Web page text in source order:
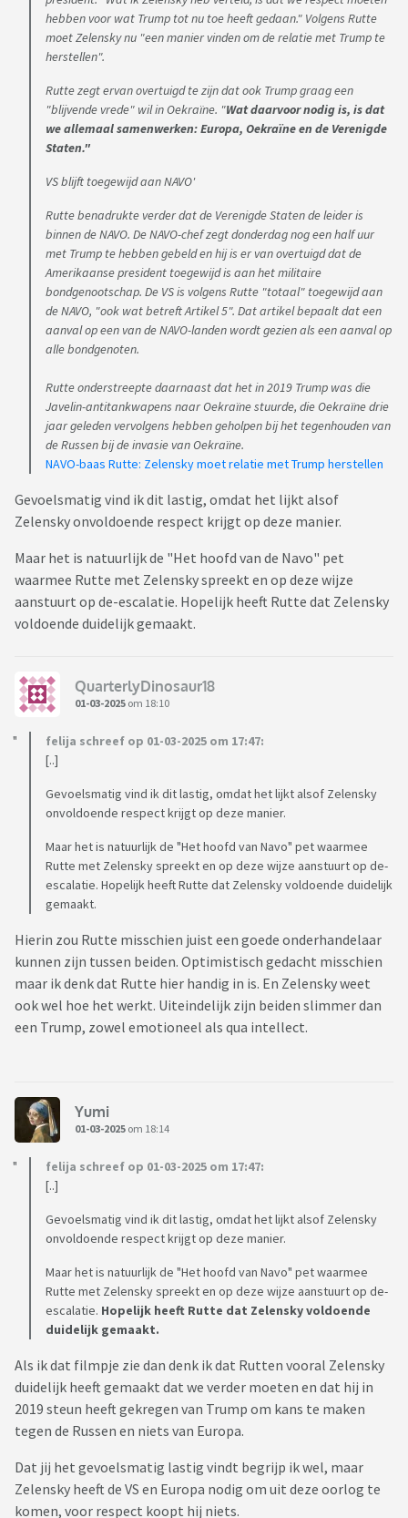
hebben voor wat Trump tot nu toe heeft gedaan." Volgens Rutte
moet Zelensky nu "een manier vinden om de relatie met Trump te
herstellen".
Rutte zegt ervan overtuigd te zijn dat ook Trump graag een
"blijvende vrede" wil in Oekraïne. "Wat daarvoor nodig is, is dat
we allemaal samenwerken: Europa, Oekraïne en de Verenigde
Staten."
VS blijft toegewijd aan NAVO'
Rutte benadrukte verder dat de Verenigde Staten de leider is
binnen de NAVO. De NAVO-chef zegt donderdag nog een half uur
met Trump te hebben gebeld en hij is er van overtuigd dat de
Amerikaanse president toegewijd is aan het militaire
bondgenootschap. De VS is volgens Rutte "totaal" toegewijd aan
de NAVO, "ook wat betreft Artikel 5". Dat artikel bepaalt dat een
aanval op een van de NAVO-landen wordt gezien als een aanval op
alle bondgenoten.
Rutte onderstreepte daarnaast dat het in 2019 Trump was die
Javelin-antitankwapens naar Oekraïne stuurde, die Oekraïne drie
jaar geleden vervolgens hebben geholpen bij het tegenhouden van
de Russen bij de invasie van Oekraïne.
NAVO-baas Rutte: Zelensky moet relatie met Trump herstellen
Gevoelsmatig vind ik dit lastig, omdat het lijkt alsof
Zelensky onvoldoende respect krijgt op deze manier.
Maar het is natuurlijk de "Het hoofd van de Navo" pet
waarmee Rutte met Zelensky spreekt en op deze wijze
aanstuurt op de-escalatie. Hopelijk heeft Rutte dat Zelensky
voldoende duidelijk gemaakt.
QuarterlyDinosaur18
01-03-2025 om 18:10
felija schreef op 01-03-2025 om 17:47:
[..]
Gevoelsmatig vind ik dit lastig, omdat het lijkt alsof Zelensky
onvoldoende respect krijgt op deze manier.
Maar het is natuurlijk de "Het hoofd van Navo" pet waarmee
Rutte met Zelensky spreekt en op deze wijze aanstuurt op de-
escalatie. Hopelijk heeft Rutte dat Zelensky voldoende duidelijk
gemaakt.
Hierin zou Rutte misschien juist een goede onderhandelaar
kunnen zijn tussen beiden. Optimistisch gedacht misschien
maar ik denk dat Rutte hier handig in is. En Zelensky weet
ook wel hoe het werkt. Uiteindelijk zijn beiden slimmer dan
een Trump, zowel emotioneel als qua intellect.
Yumi
01-03-2025 om 18:14
felija schreef op 01-03-2025 om 17:47:
[..]
Gevoelsmatig vind ik dit lastig, omdat het lijkt alsof Zelensky
onvoldoende respect krijgt op deze manier.
Maar het is natuurlijk de "Het hoofd van Navo" pet waarmee
Rutte met Zelensky spreekt en op deze wijze aanstuurt op de-
escalatie. Hopelijk heeft Rutte dat Zelensky voldoende
duidelijk gemaakt.
Als ik dat filmpje zie dan denk ik dat Rutten vooral Zelensky
duidelijk heeft gemaakt dat we verder moeten en dat hij in
2019 steun heeft gekregen van Trump om kans te maken
tegen de Russen en niets van Europa.
Dat jij het gevoelsmatig lastig vindt begrijp ik wel, maar
Zelensky heeft de VS en Europa nodig om uit deze oorlog te
komen, voor respect koopt hij niets.